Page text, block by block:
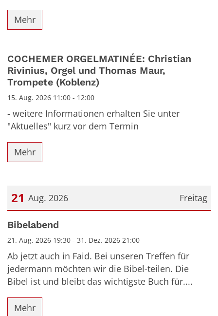
Mehr
COCHEMER ORGELMATINÉE: Christian
Rivinius, Orgel und Thomas Maur,
Trompete (Koblenz)
15. Aug. 2026 11:00 - 12:00
- weitere Informationen erhalten Sie unter
"Aktuelles" kurz vor dem Termin
Mehr
Freitag
21 Aug. 2026
Datum: 21. August 2026
Bibelabend
21. Aug. 2026 19:30 - 31. Dez. 2026 21:00
Ab jetzt auch in Faid. Bei unseren Treffen für
jedermann möchten wir die Bibel-teilen. Die
Bibel ist und bleibt das wichtigste Buch für....
Mehr